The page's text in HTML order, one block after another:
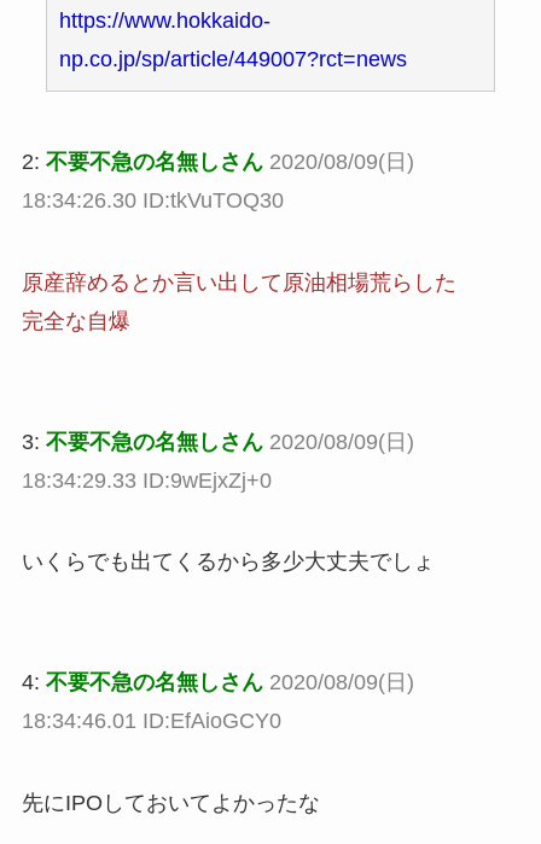
https://www.hokkaido-
np.co.jp/sp/article/449007?rct=news
2: 不要不急の名無しさん 2020/08/09(日)
18:34:26.30 ID:tkVuTOQ30
原産辞めるとか言い出して原油相場荒らした
完全な自爆
3: 不要不急の名無しさん 2020/08/09(日)
18:34:29.33 ID:9wEjxZj+0
いくらでも出てくるから多少大丈夫でしょ
4: 不要不急の名無しさん 2020/08/09(日)
18:34:46.01 ID:EfAioGCY0
先にIPOしておいてよかったな